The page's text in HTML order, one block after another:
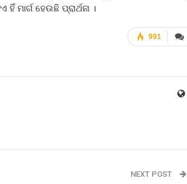
ମାର୍ଗ ହେଉଛି ପ୍ରାର୍ଥନା ।
991
NEXT POST